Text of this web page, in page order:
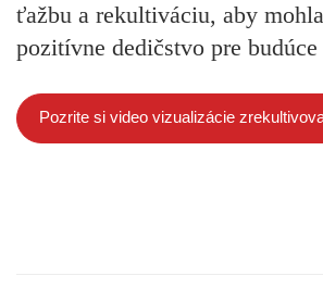
ťažbu a rekultiváciu, aby
pozitívne dedičstvo pre budúce
Pozrite si video vizualizácie